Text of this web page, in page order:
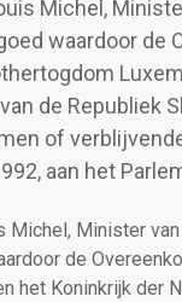
Michel,
waardoor de
de Republiek
of
aan het
Michel, Minister
de
het Koninkrijk der